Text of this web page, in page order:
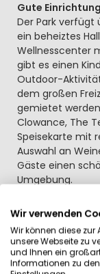
Gute
Der Park verfügt
ein beheiztes
Wellnesscenter
gibt es einen
Outdoor-
dem großen
gemietet
Clowance, The
Speisekarte mit
Auswahl an
Gäste einen
Umgebung.
Familien mit
spezielles
Unterhaltung.
Wir verwenden
Wir können diese
unsere Webseite zu
und Ihnen ein
Informationen zu